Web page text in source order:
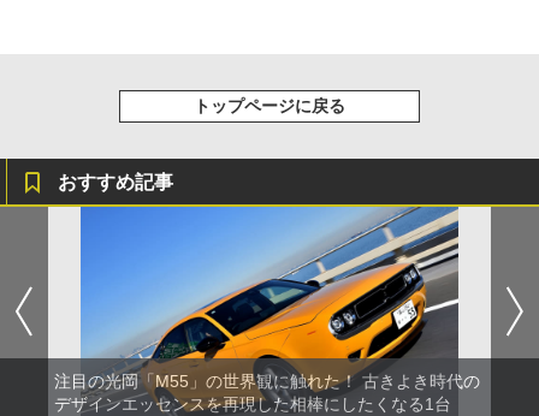
トップページに戻る
おすすめ記事
注目の光岡「M55」の世界観に触れた！ 古きよき時代の
デザインエッセンスを再現した相棒にしたくなる1台